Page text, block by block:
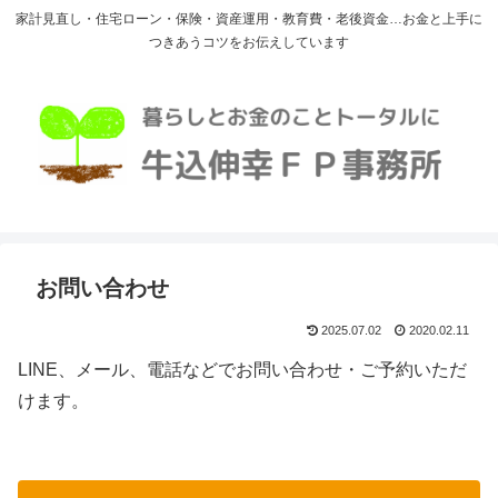
家計見直し・住宅ローン・保険・資産運用・教育費・老後資金…お金と上手に
つきあうコツをお伝えしています
お問い合わせ
2025.07.02 2020.02.11
LINE、メール、電話などでお問い合わせ・ご予約いただ
けます。